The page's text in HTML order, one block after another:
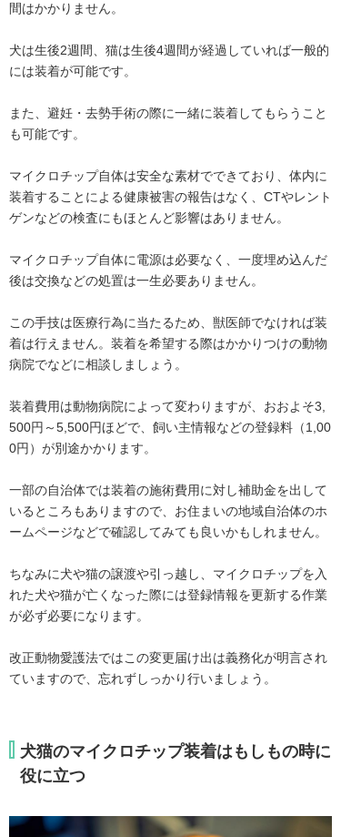
間はかかりません。
犬は生後2週間、猫は生後4週間が経過していれば一般的
には装着が可能です。
また、避妊・去勢手術の際に一緒に装着してもらうこと
も可能です。
マイクロチップ自体は安全な素材でできており、体内に
装着することによる健康被害の報告はなく、CTやレント
ゲンなどの検査にもほとんど影響はありません。
マイクロチップ自体に電源は必要なく、一度埋め込んだ
後は交換などの処置は一生必要ありません。
この手技は医療行為に当たるため、獣医師でなければ装
着は行えません。装着を希望する際はかかりつけの動物
病院でなどに相談しましょう。
装着費用は動物病院によって変わりますが、おおよそ3,
500円～5,500円ほどで、飼い主情報などの登録料（1,00
0円）が別途かかります。
一部の自治体では装着の施術費用に対し補助金を出して
いるところもありますので、お住まいの地域自治体のホ
ームページなどで確認してみても良いかもしれません。
ちなみに犬や猫の譲渡や引っ越し、マイクロチップを入
れた犬や猫が亡くなった際には登録情報を更新する作業
が必ず必要になります。
改正動物愛護法ではこの変更届け出は義務化が明言され
ていますので、忘れずしっかり行いましょう。
犬猫のマイクロチップ装着はもしもの時に
役に立つ